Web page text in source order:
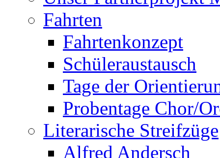
Fahrten
Fahrtenkonzept
Schüleraustausch
Tage der
Probentage Chor/
Literarische Streifzüge
Alfred Andersch